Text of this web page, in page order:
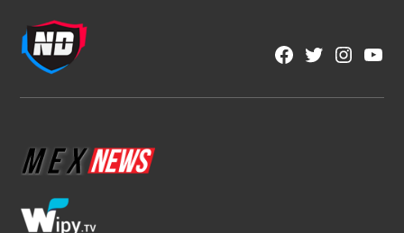
Facebook
Twitter